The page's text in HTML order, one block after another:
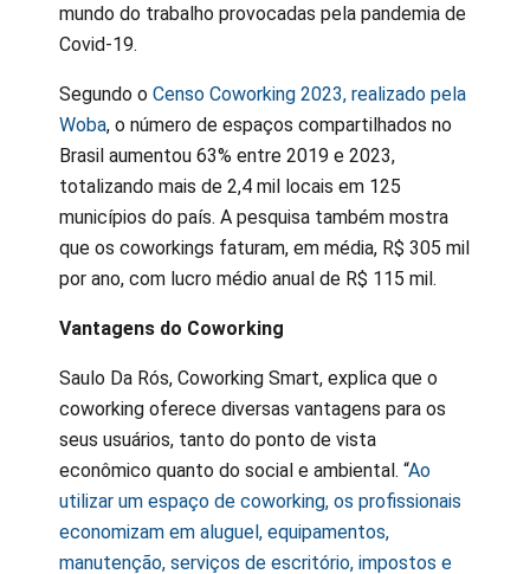
mundo do trabalho provocadas pela pandemia de
Covid-19.
Segundo o Censo Coworking 2023, realizado pela
Woba, o número de espaços compartilhados no
Brasil aumentou 63% entre 2019 e 2023,
totalizando mais de 2,4 mil locais em 125
municípios do país. A pesquisa também mostra
que os coworkings faturam, em média, R$ 305 mil
por ano, com lucro médio anual de R$ 115 mil.
Vantagens do Coworking
Saulo Da Rós, Coworking Smart, explica que o
coworking oferece diversas vantagens para os
seus usuários, tanto do ponto de vista
econômico quanto do social e ambiental. “Ao
utilizar um espaço de coworking, os profissionais
economizam em aluguel, equipamentos,
manutenção, serviços de escritório, impostos e